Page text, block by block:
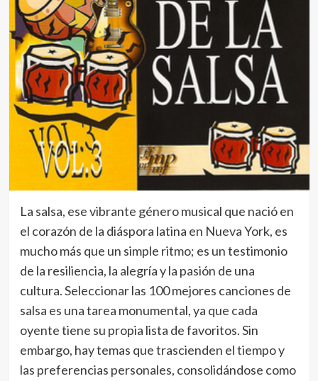
La salsa, ese vibrante género musical que nació en
el corazón de la diáspora latina en Nueva York, es
mucho más que un simple ritmo; es un testimonio
de la resiliencia, la alegría y la pasión de una
cultura. Seleccionar las 100 mejores canciones de
salsa es una tarea monumental, ya que cada
oyente tiene su propia lista de favoritos. Sin
embargo, hay temas que trascienden el tiempo y
las preferencias personales, consolidándose como